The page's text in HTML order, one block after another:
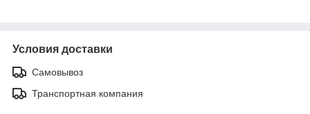
Условия доставки
Самовывоз
Транспортная компания